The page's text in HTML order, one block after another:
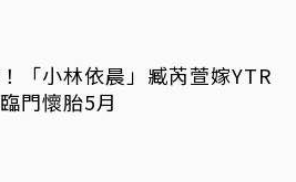
「小林依晨」臧芮萱嫁YTR
門懷胎5月